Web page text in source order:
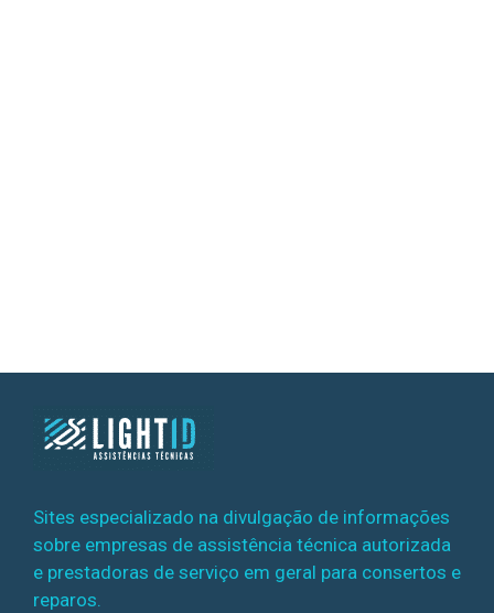
Sites especializado na divulgação de informações
sobre empresas de assistência técnica autorizada
e prestadoras de serviço em geral para consertos e
reparos.